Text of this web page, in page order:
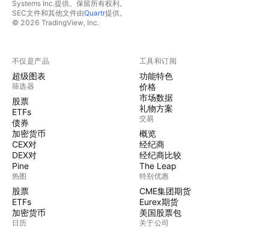
Systems Inc.提供。保留所有权利。
SEC文件和其他文件由Quartr提供。
© 2026 TradingView, Inc.
不仅是产品
超级图表
筛选器
股票
ETFs
债券
加密货币
CEX对
DEX对
Pine
热图
股票
ETFs
加密货币
日历
工具和订阅
功能特色
价格
市场数据
礼物方案
交易
概览
经纪商
经纪商比较
The Leap
特别优惠
CME集团期货
Eurex期货
美国股票包
关于公司